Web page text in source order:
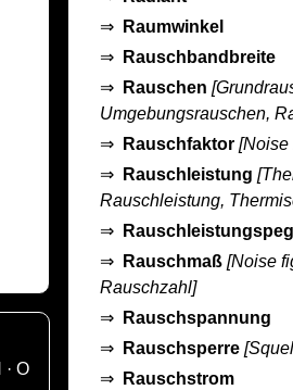
· O
⇒
Raumwinkel
⇒
Rauschbandbreite
⇒
Rauschen
Umgebungsrauschen,
⇒
Rauschfaktor [Noise
⇒
Rauschleistung
Rauschleistung,
⇒
⇒
Rauschmaß [Noise
Rauschzahl]
⇒
Rauschspannung
⇒
Rauschsperre
⇒
Rauschstrom